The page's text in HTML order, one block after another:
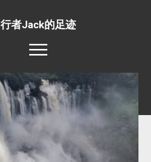
行者Jack的足迹
open
menu
139国行
专题照片
open
dropdown
世界美食
宗教场所
旅游杂文
menu
环绕地球一周并不难
工薪族也可以周游世界
dropdown
menu
四条最惊心动魄的航线